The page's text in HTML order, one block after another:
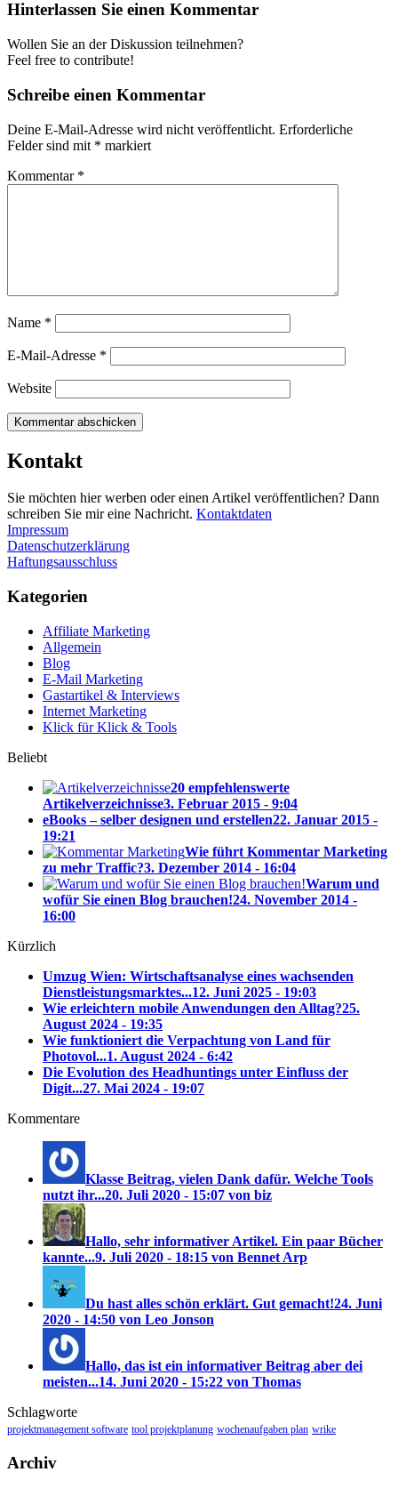
Hinterlassen Sie einen Kommentar
Wollen Sie an der Diskussion teilnehmen?
Feel free to contribute!
Schreibe einen Kommentar
Deine E-Mail-Adresse wird nicht veröffentlicht. Erforderliche
Felder sind mit * markiert
Kommentar *
Name *
E-Mail-Adresse *
Website
Kontakt
Sie möchten hier werben oder einen Artikel veröffentlichen? Dann
schreiben Sie mir eine Nachricht. Kontaktdaten
Impressum
Datenschutzerklärung
Haftungsausschluss
Kategorien
Affiliate Marketing
Allgemein
Blog
E-Mail Marketing
Gastartikel & Interviews
Internet Marketing
Klick für Klick & Tools
Beliebt
20 empfehlenswerte
Artikelverzeichnisse3. Februar 2015 - 9:04
eBooks – selber designen und erstellen22. Januar 2015 -
19:21
Wie führt Kommentar Marketing
zu mehr Traffic?3. Dezember 2014 - 16:04
Warum und
wofür Sie einen Blog brauchen!24. November 2014 -
16:00
Kürzlich
Umzug Wien: Wirtschaftsanalyse eines wachsenden
Dienstleistungsmarktes...12. Juni 2025 - 19:03
Wie erleichtern mobile Anwendungen den Alltag?25.
August 2024 - 19:35
Wie funktioniert die Verpachtung von Land für
Photovol...1. August 2024 - 6:42
Die Evolution des Headhuntings unter Einfluss der
Digit...27. Mai 2024 - 19:07
Kommentare
Klasse Beitrag, vielen Dank dafür. Welche Tools
nutzt ihr...20. Juli 2020 - 15:07 von biz
Hallo, sehr informativer Artikel. Ein paar Bücher
kannte...9. Juli 2020 - 18:15 von Bennet Arp
Du hast alles schön erklärt. Gut gemacht!24. Juni
2020 - 14:50 von Leo Jonson
Hallo, das ist ein informativer Beitrag aber dei
meisten...14. Juni 2020 - 15:22 von Thomas
Schlagworte
projektmanagement software tool projektplanung wochenaufgaben plan wrike
Archiv